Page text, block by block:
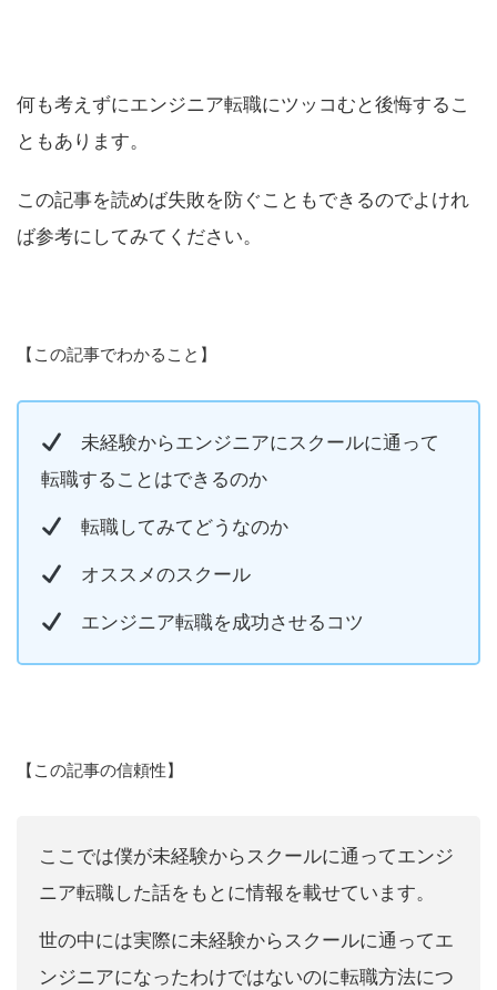
何も考えずにエンジニア転職にツッコむと後悔するこ
ともあります。
この記事を読めば失敗を防ぐこともできるのでよけれ
ば参考にしてみてください。
【この記事でわかること】
未経験からエンジニアにスクールに通って
転職することはできるのか
転職してみてどうなのか
オススメのスクール
エンジニア転職を成功させるコツ
【この記事の信頼性】
ここでは僕が未経験からスクールに通ってエンジ
ニア転職した話をもとに情報を載せています。
世の中には実際に未経験からスクールに通ってエ
ンジニアになったわけではないのに転職方法につ